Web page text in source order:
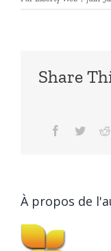
Share
Facebook
Twitter
À propos de